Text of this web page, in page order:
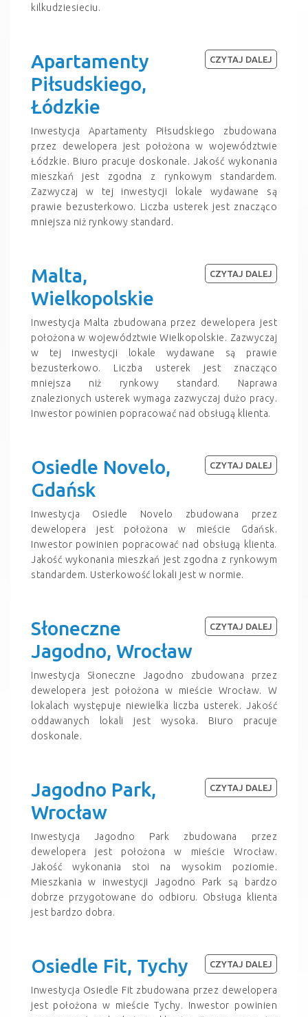
kilkudziesieciu.
Apartamenty
Piłsudskiego,
Łódzkie
Inwestycja Apartamenty Piłsudskiego zbudowana
przez dewelopera jest położona w województwie
Łódzkie. Biuro pracuje doskonale. Jakość wykonania
mieszkań jest zgodna z rynkowym standardem.
Zazwyczaj w tej inwestycji lokale wydawane są
prawie bezusterkowo. Liczba usterek jest znacząco
mniejsza niż rynkowy standard.
CZYTAJ DALEJ
Malta,
Wielkopolskie
Inwestycja Malta zbudowana przez dewelopera jest
położona w województwie Wielkopolskie. Zazwyczaj
w tej inwestycji lokale wydawane są prawie
bezusterkowo. Liczba usterek jest znacząco
mniejsza niż rynkowy standard. Naprawa
znalezionych usterek wymaga zazwyczaj dużo pracy.
Inwestor powinien popracować nad obsługą klienta.
CZYTAJ DALEJ
Osiedle Novelo,
Gdańsk
Inwestycja Osiedle Novelo zbudowana przez
dewelopera jest położona w mieście Gdańsk.
Inwestor powinien popracować nad obsługą klienta.
Jakość wykonania mieszkań jest zgodna z rynkowym
standardem. Usterkowość lokali jest w normie.
CZYTAJ DALEJ
Słoneczne
Jagodno, Wrocław
Inwestycja Słoneczne Jagodno zbudowana przez
dewelopera jest położona w mieście Wrocław. W
lokalach występuje niewielka liczba usterek. Jakość
oddawanych lokali jest wysoka. Biuro pracuje
doskonale.
CZYTAJ DALEJ
Jagodno Park,
Wrocław
Inwestycja Jagodno Park zbudowana przez
dewelopera jest położona w mieście Wrocław.
Jakość wykonania stoi na wysokim poziomie.
Mieszkania w inwestycji Jagodno Park są bardzo
dobrze przygotowane do odbioru. Obsługa klienta
jest bardzo dobra.
CZYTAJ DALEJ
Osiedle Fit, Tychy
Inwestycja Osiedle Fit zbudowana przez dewelopera
jest położona w mieście Tychy. Inwestor powinien
CZYTAJ DALEJ